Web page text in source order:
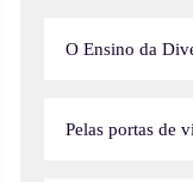
O Ensino da
Pelas portas de